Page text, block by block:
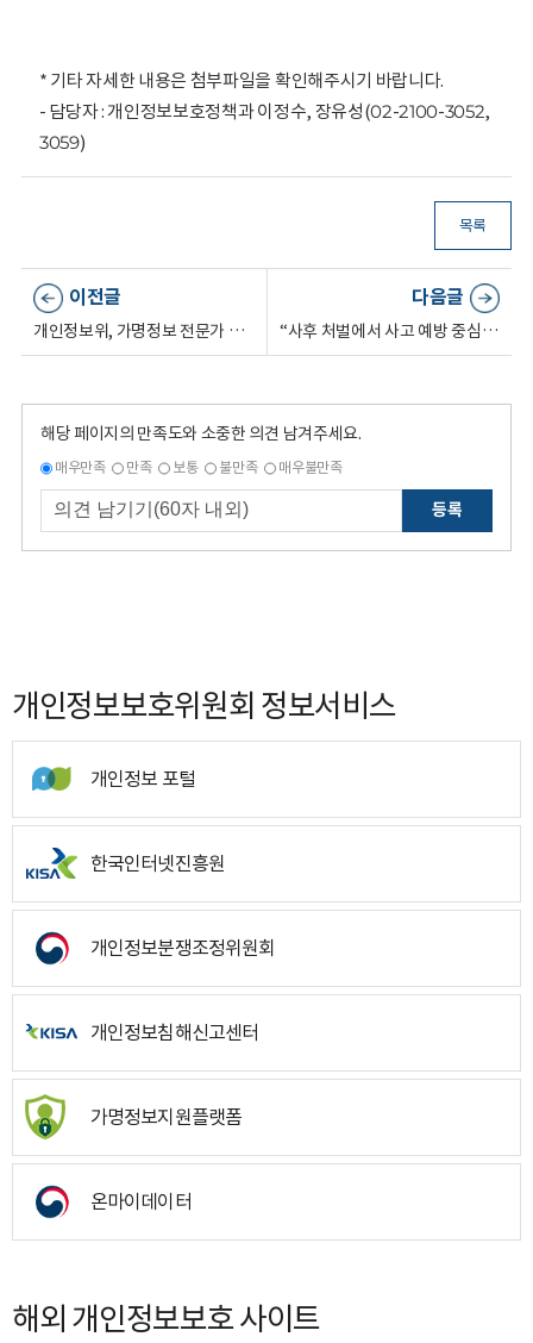
* 기타 자세한 내용은 첨부파일을 확인해주시기 바랍니다.
- 담당자 : 개인정보보호정책과 이정수, 장유성(02-2100-3052,
3059)
목록
이전글
개인정보위, 가명정보 전문가 TOP100 뽑는다
다음글
“사후 처벌에서 사고 예방 중심으로” 개인정보 보호체계, 근본적 전환 추진
해당 페이지의 만족도와 소중한 의견 남겨주세요.
매우만족 만족 보통 불만족 매우불만족
등록
개인정보보호위원회 정보서비스
개인정보 포털
한국인터넷진흥원
개인정보분쟁조정위원회
개인정보침해신고센터
가명정보지원플랫폼
온마이데이터
해외 개인정보보호 사이트